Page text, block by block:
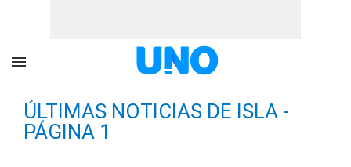
ÚLTIMAS NOTICIAS DE ISLA -
PÁGINA 1